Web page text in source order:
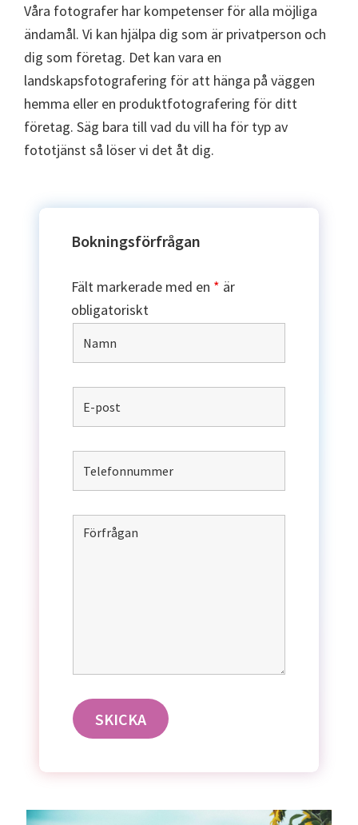
Våra fotografer har kompetenser för alla möjliga
ändamål. Vi kan hjälpa dig som är privatperson och
dig som företag. Det kan vara en
landskapsfotografering för att hänga på väggen
hemma eller en produktfotografering för ditt
företag. Säg bara till vad du vill ha för typ av
fototjänst så löser vi det åt dig.
Bokningsförfrågan
Fält markerade med en * är
obligatoriskt